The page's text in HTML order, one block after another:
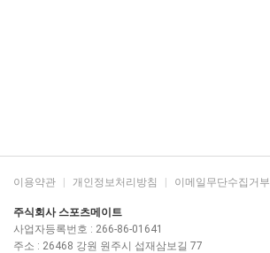
이용약관 개인정보처리방침 이메일무단수집거부
주식회사 스포츠메이트
사업자등록번호 : 266-86-01641
주소 : 26468 강원 원주시 섭재삼보길 77